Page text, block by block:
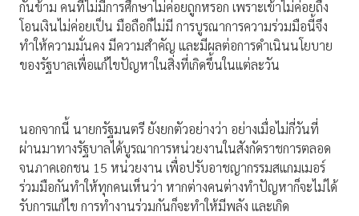
กันข้าม คนที่ไม่มีการศึกษาไม่ค่อยถูกหรอก เพราะเข้าไม่ค่อยถึง
โอนเงินไม่ค่อยเป็น มือถือก็ไม่มี การบูรณาการความร่วมมือนี้จึง
ทำให้ความมั่นคง มีความสำคัญ และมีผลต่อการดำเนินนโยบาย
ของรัฐบาลเพื่อแก้ไขปัญหาในสิ่งที่เกิดขึ้นในแต่ละวัน
นอกจากนี้ นายกรัฐมนตรี ยังยกตัวอย่างว่า อย่างเมื่อไม่กี่วันที่
ผ่านมาทางรัฐบาลได้บูรณาการหน่วยงานในสังกัดราชการตลอด
จนภาคเอกชน 15 หน่วยงาน เพื่อปรับอาชญากรรมสแกมเมอร์
ร่วมมือกันทำให้ทุกคนเห็นว่า หากต่างคนต่างทำปัญหาก็จะไม่ได้
รับการแก้ไข การทำงานร่วมกันก็จะทำให้มีพลัง และเกิด